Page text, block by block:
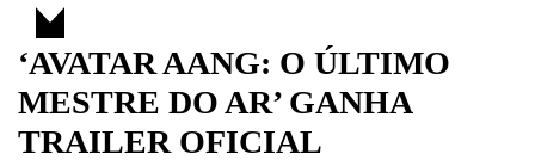
‘AVATAR AANG: O ÚLTIMO
MESTRE DO AR’ GANHA
TRAILER OFICIAL